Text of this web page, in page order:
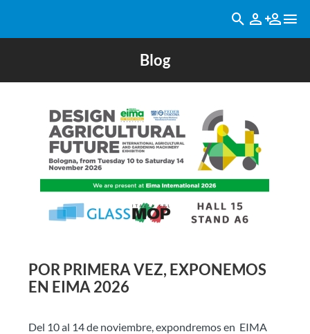
Blog
POR PRIMERA VEZ, EXPONEMOS
EN EIMA 2026
Del 10 al 14 de noviembre, expondremos en EIMA